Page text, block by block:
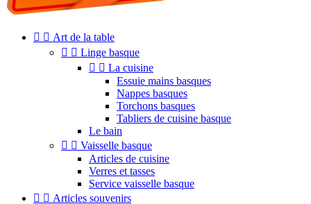
  Art de la table
  Linge basque
  La cuisine
Essuie mains basques
Nappes basques
Torchons basques
Tabliers de cuisine basque
Le bain
  Vaisselle basque
Articles de cuisine
Verres et tasses
Service vaisselle basque
  Articles souvenirs